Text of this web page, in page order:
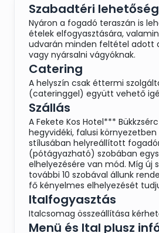
Szabadtéri
Nyáron a fogadó teraszán is
ételek elfogyasztására,
udvarán minden feltétel adott
vagy nyársalni vágyóknak.
Catering
A helyszín csak éttermi
(cateringgel) együtt vehető
Szállás
A Fekete Kos Hotel***
hegyvidéki, falusi
stílusában helyreállított
(pótágyazható) szobában
elhelyezésére van mód. Míg új
további 10 szobával állunk
fő kényelmes elhelyezését
Italfogyasztás
Italcsomag összeállítása
Menü és Ital plusz